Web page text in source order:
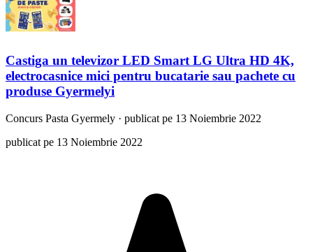
Castiga un televizor LED Smart LG Ultra HD 4K,
electrocasnice mici pentru bucatarie sau pachete cu
produse Gyermelyi
Concurs Pasta Gyermely · publicat pe 13 Noiembrie 2022
publicat pe 13 Noiembrie 2022